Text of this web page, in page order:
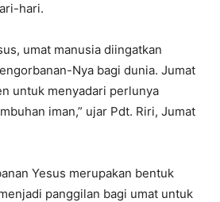
hari.
umat manusia diingatkan
Nya bagi dunia. Jumat
untuk menyadari perlunya
iman,” ujar Pdt. Riri, Jumat
Yesus merupakan bentuk
panggilan bagi umat untuk